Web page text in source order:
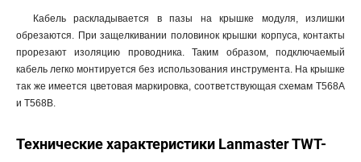
Кабель раскладывается в пазы на крышке модуля, излишки
обрезаются. При защелкивании половинок крышки корпуса, контакты
прорезают изоляцию проводника. Таким образом, подключаемый
кабель легко монтируется без использования инструмента. На крышке
так же имеется цветовая маркировка, соответствующая схемам T568A
и T568B.
Технические характеристики Lanmaster TWT-